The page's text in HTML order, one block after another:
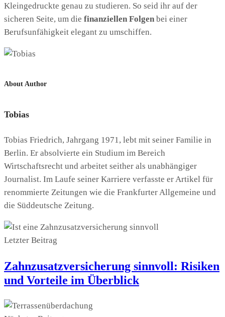
Kleingedruckte genau zu studieren. So seid ihr auf der
sicheren Seite, um die finanziellen Folgen bei einer
Berufsunfähigkeit elegant zu umschiffen.
About Author
Tobias
Tobias Friedrich, Jahrgang 1971, lebt mit seiner Familie in
Berlin. Er absolvierte ein Studium im Bereich
Wirtschaftsrecht und arbeitet seither als unabhängiger
Journalist. Im Laufe seiner Karriere verfasste er Artikel für
renommierte Zeitungen wie die Frankfurter Allgemeine und
die Süddeutsche Zeitung.
Letzter Beitrag
Zahnzusatzversicherung sinnvoll: Risiken
und Vorteile im Überblick